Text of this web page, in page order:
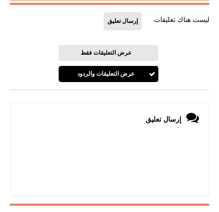
ليست هناك تعليقات إرسال تعليق
عرض التعليقات فقط
عرض التعليقات والردود
إرسال تعليق